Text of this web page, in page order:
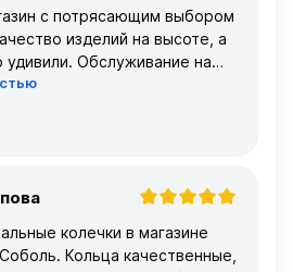
с потрясающим выбором
изделий на высоте, а
удивили. Обслуживание на
– консультанты очень
колечки в магазине
Кольца качественные,